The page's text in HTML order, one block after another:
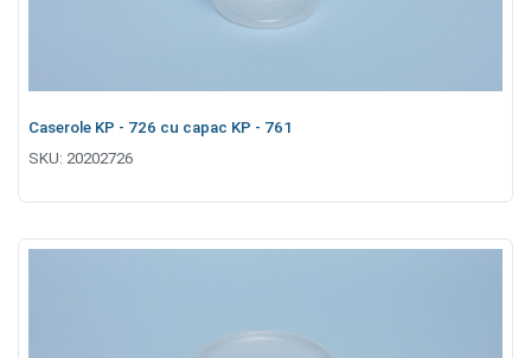
Caserole KP - 726 cu capac KP - 761
SKU: 20202726